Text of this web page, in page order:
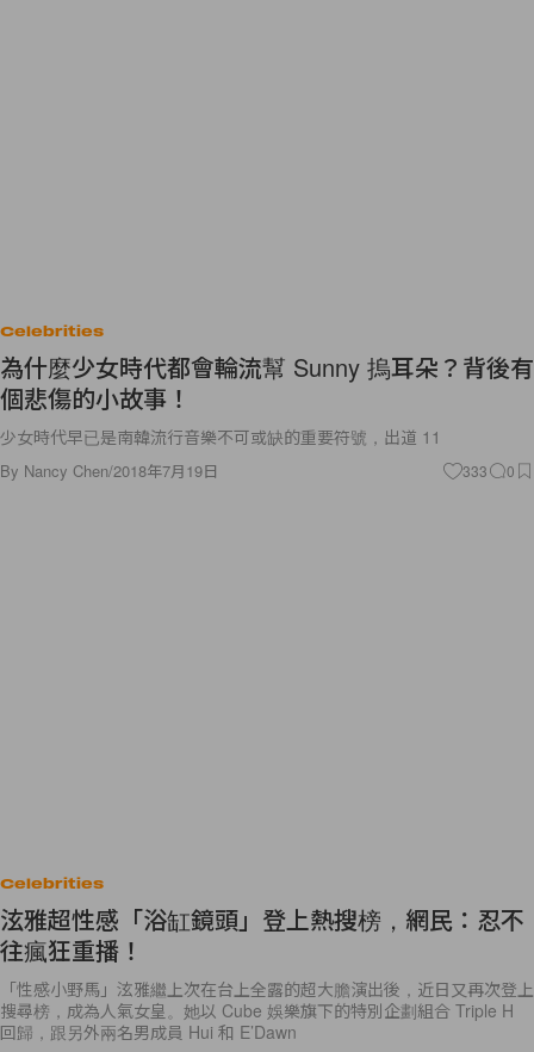
Celebrities
為什麼少女時代都會輪流幫 Sunny 摀耳朵？背後有
個悲傷的小故事！
少女時代早已是南韓流行音樂不可或缺的重要符號，出道 11
By Nancy Chen/2018年7月19日 333 0
Celebrities
泫雅超性感「浴缸鏡頭」登上熱搜榜，網民：忍不
往瘋狂重播！
「性感小野馬」泫雅繼上次在台上全露的超大膽演出後，近日又再次登上
搜尋榜，成為人氣女皇。她以 Cube 娛樂旗下的特別企劃組合 Triple H
回歸，跟另外兩名男成員 Hui 和 E’Dawn